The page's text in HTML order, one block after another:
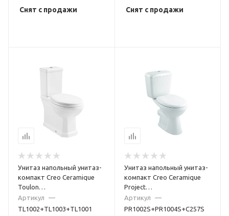
Снят с продажи Снят с продажи
Унитаз напольный унитаз-
компакт Creo Ceramique
Toulon
TL1002+TL1003+TL1001
белый
Артикул
—
TL1002+TL1003+TL1001
Унитаз напольный унитаз-
компакт Creo Ceramique
Project
PR1002S+PR1004S+C257S
белый
Артикул
—
PR1002S+PR1004S+C257S